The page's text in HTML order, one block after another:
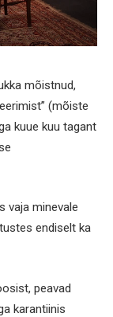
mõistnud,
(mõiste
kuue kuu tagant
vaja minevale
endiselt ka
peavad
karantiinis